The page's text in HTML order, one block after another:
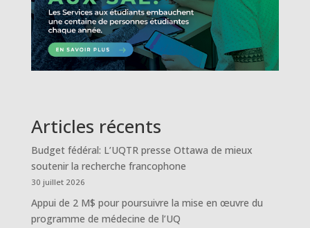
Articles récents
Budget fédéral: L’UQTR presse Ottawa de mieux
soutenir la recherche francophone
30 juillet 2026
Appui de 2 M$ pour poursuivre la mise en œuvre du
programme de médecine de l’UQ